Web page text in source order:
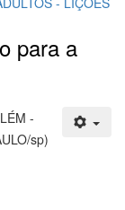
para a
-
sp)